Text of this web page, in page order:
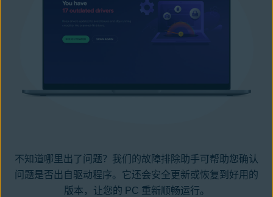
不知道哪里出了问题？我们的故障排除助手可帮助您确认
问题是否出自驱动程序。它还会安全更新或恢复到好用的
版本，让您的 PC 重新顺畅运行。